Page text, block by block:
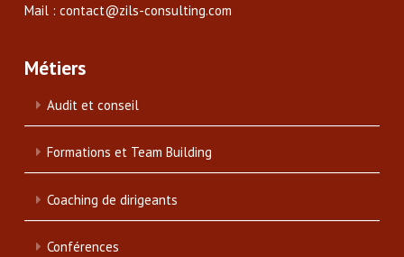
Mail : contact@zils-consulting.com
Métiers
Audit et conseil
Formations et Team Building
Coaching de dirigeants
Conférences